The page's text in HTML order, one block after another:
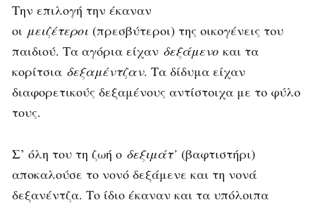
Την επιλογή την έκαναν
οι μειζέτεροι (πρεσβύτεροι) της οικογένεις του
παιδιού. Τα αγόρια είχαν δεξάμενο και τα
κορίτσια δεξαμέντζαν. Τα δίδυμα είχαν
διαφορετικούς δεξαμένους αντίστοιχα με το φύλο
τους.
Σ’ όλη του τη ζωή ο δεξιμάτ’ (βαφτιστήρι)
αποκαλούσε το νονό δεξάμενε και τη νονά
δεξανέντζα. Το ίδιο έκαναν και τα υπόλοιπα